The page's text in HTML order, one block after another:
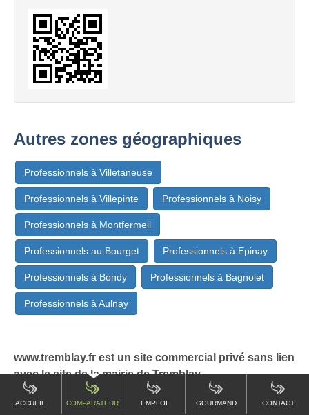
ACCUEIL COMPARATEUR EMPLOI GOURMAND CONTACT
Autres zones géographiques
Professionnels à Villetaneuse
Professionnels à Villepinte Professionnels à Noisy
Professionnels à Montfermeil
Professionnels au Bourget Professionnels à Epinay
Professionnels à Bondy Professionnels à Bagnolet
Professionnels à Aulnay
www.tremblay.fr est un site commercial privé sans lien
avec le site de la mairie de Tremblay